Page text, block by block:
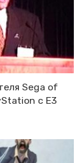
Sega of
с E3